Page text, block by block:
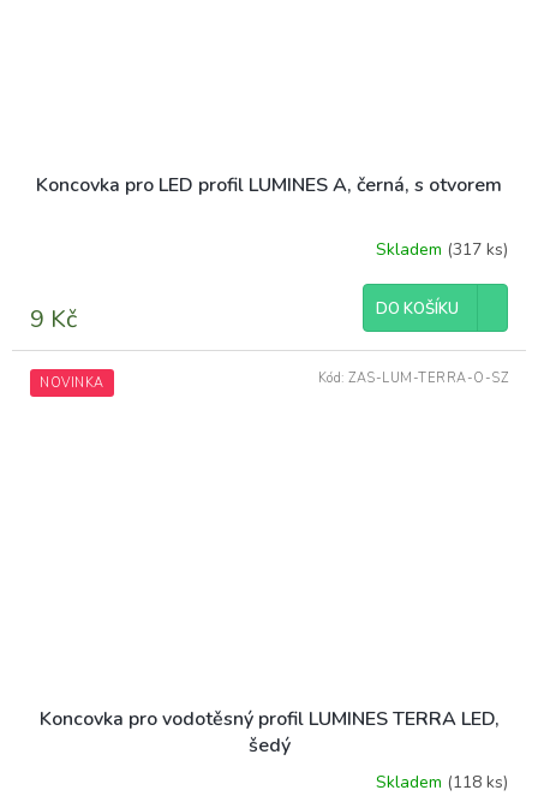
Koncovka pro LED profil LUMINES A, černá, s otvorem
Skladem (317 ks)
9 Kč DO KOŠÍKU
NOVINKA
Koncovka pro vodotěsný profil LUMINES TERRA LED,
šedý
Skladem (118 ks)
Kód: ZAS-LUM-TERRA-O-SZ